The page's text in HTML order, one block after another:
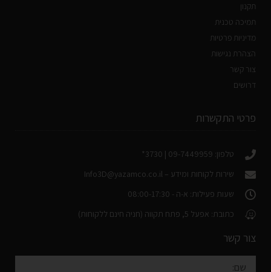
תקנון
תמיכה טכנית
מדיניות פרטיות
הצהרת נגישות
צור קשר
דרושים
פרטי התקשרות
טלפון: 09-7449959 | 3730*
שירות לקוחות ומידע – Info3D@yazamco.co.il
שעות פעילות: א-ה - 08:00-17:30
כתובת: אפעל 5, פתח תקווה (חניה חינם ללקוחות)
צור קשר